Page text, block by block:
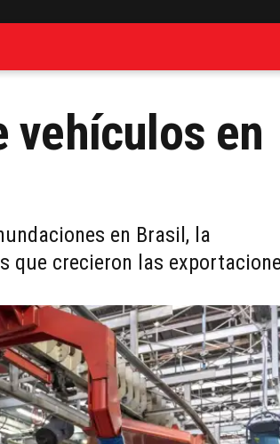
vehículos en
en Brasil, la
que crecieron las